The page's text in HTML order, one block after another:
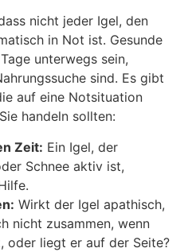
nicht jeder Igel, den
in Not ist. Gesunde
unterwegs sein,
sind. Es gibt
auf eine Notsituation
handeln sollten:
Zeit: Ein Igel, der
Schnee aktiv ist,
Wirkt der Igel apathisch,
nicht zusammen, wenn
oder liegt er auf der Seite?